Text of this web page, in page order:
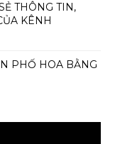
THÔNG TIN,
KÊNH
PHỐ HOA BẰNG